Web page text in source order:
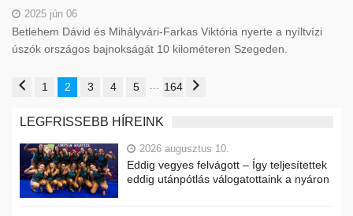
2025 jún 06
Betlehem Dávid és Mihályvári-Farkas Viktória nyerte a nyíltvízi
úszók országos bajnokságát 10 kilométeren Szegeden.
1 2 3 4 5 164
LEGFRISSEBB HÍREINK
2026 augusztus 10.
Eddig vegyes felvágott – Így teljesítettek
eddig utánpótlás válogatottaink a nyáron